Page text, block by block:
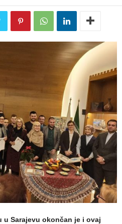
u Sarajevu okončan je i ovaj